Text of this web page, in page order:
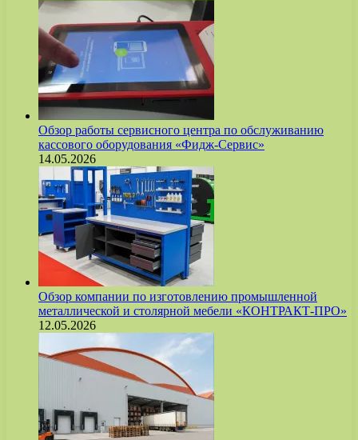
Обзор работы сервисного центра по обслуживанию
кассового оборудования «Фидж-Сервис»
14.05.2026
Обзор компании по изготовлению промышленной
металлической и столярной мебели «КОНТРАКТ-ПРО»
12.05.2026